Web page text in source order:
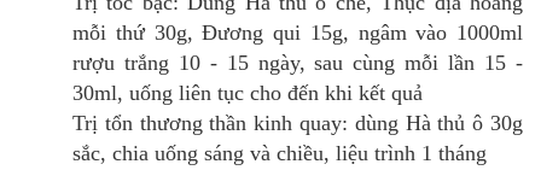
mỗi thứ 30g, Đương qui 15g, ngâm vào 1000ml
rượu trắng 10 - 15 ngày, sau cùng mỗi lần 15 -
30ml, uống liên tục cho đến khi kết quả
Trị tổn thương thần kinh quay: dùng Hà thủ ô 30g
sắc, chia uống sáng và chiều, liệu trình 1 tháng